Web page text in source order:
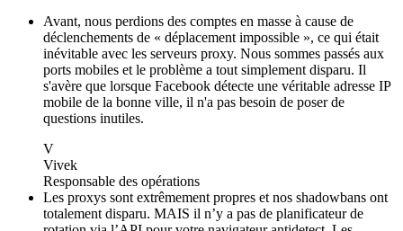
Avant, nous perdions des comptes en masse à cause de
déclenchements de « déplacement impossible », ce qui était
inévitable avec les serveurs proxy. Nous sommes passés aux
ports mobiles et le problème a tout simplement disparu. Il
s'avère que lorsque Facebook détecte une véritable adresse IP
mobile de la bonne ville, il n'a pas besoin de poser de
questions inutiles.
V
Vivek
Responsable des opérations
Les proxys sont extrêmement propres et nos shadowbans ont
totalement disparu. MAIS il n’y a pas de planificateur de